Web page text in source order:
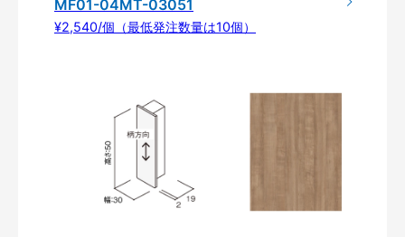
MF01-04MT-03051
¥2,540/個（最低発注数量は10個）